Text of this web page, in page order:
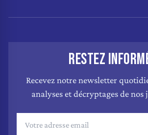
RESTEZ
Recevez notre newsletter
analyses et décryptages de